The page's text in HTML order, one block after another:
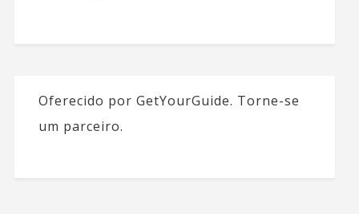
Oferecido por GetYourGuide. Torne-se
um parceiro.